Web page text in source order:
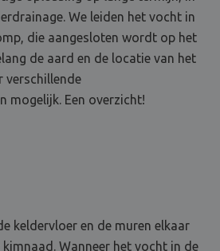
We leiden het vocht in
die aangesloten wordt op het
de aard en de locatie van het
verschillende
mogelijk. Een overzicht!
keldervloer en de muren elkaar
kimnaad. Wanneer het vocht in de